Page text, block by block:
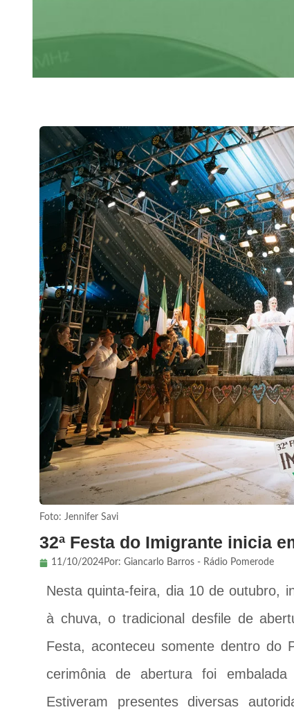
Foto: Jennifer Savi
32ª Festa do Imigrante inicia
11/10/2024Por: Giancarlo Barros - Rádio Pomerode
Nesta quinta-feira, dia 10 de outubro,
à chuva, o tradicional desfile de
Festa, aconteceu somente dentro do
cerimônia de abertura foi
Estiveram presentes diversas